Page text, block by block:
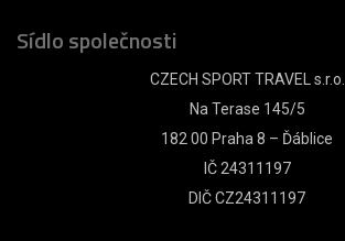
Sídlo společnosti
CZECH SPORT TRAVEL s.r.o.
Na Terase 145/5
182 00 Praha 8 – Ďáblice
IČ 24311197
DIČ CZ24311197